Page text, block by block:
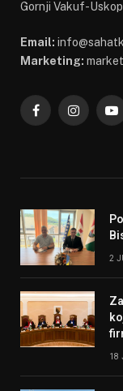
Gornji Vakuf-
Email:
Marketing:
Facebook
2
18